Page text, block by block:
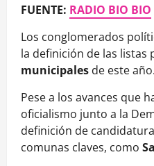
FUENTE: RADIO BIO BIO
Los conglomerados
la definición de las listas
municipales de este año.
Pese a los avances que
oficialismo junto a la
definición de
comunas claves, como